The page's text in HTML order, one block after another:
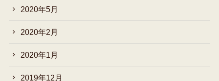
2020年5月
2020年2月
2020年1月
2019年12月